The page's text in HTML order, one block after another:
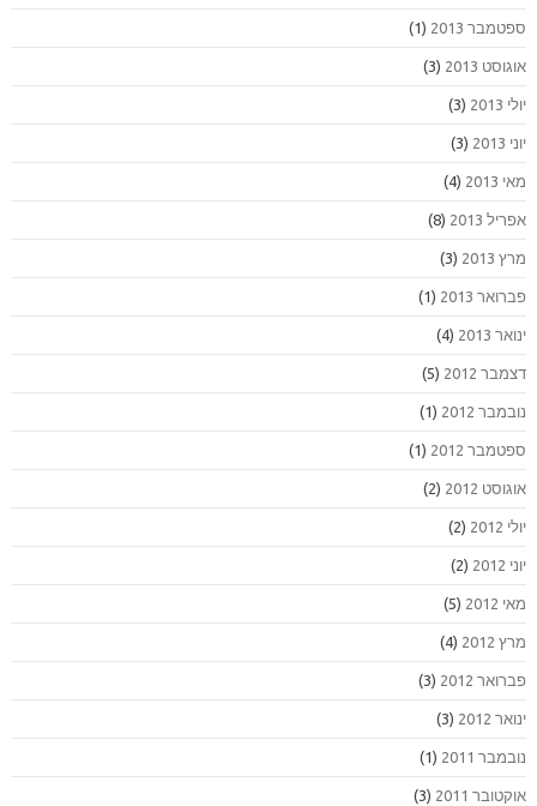
ספטמבר 2013 (1)
אוגוסט 2013 (3)
יולי 2013 (3)
יוני 2013 (3)
מאי 2013 (4)
אפריל 2013 (8)
מרץ 2013 (3)
פברואר 2013 (1)
ינואר 2013 (4)
דצמבר 2012 (5)
נובמבר 2012 (1)
ספטמבר 2012 (1)
אוגוסט 2012 (2)
יולי 2012 (2)
יוני 2012 (2)
מאי 2012 (5)
מרץ 2012 (4)
פברואר 2012 (3)
ינואר 2012 (3)
נובמבר 2011 (1)
אוקטובר 2011 (3)